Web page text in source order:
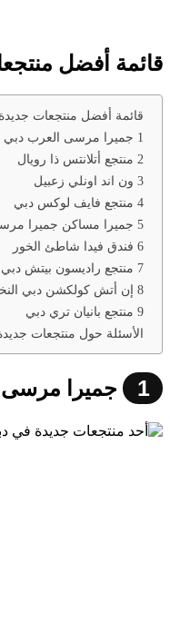
قائمة أفضل
قائمة أفضل منتجعات
1 جميرا مرسى العرب دبي
2 منتجع أتلانتس ذا رويال
3 ون اند اونلي زعبيل
4 منتجع فايف لوكس دبي
5 جميرا مساكن جميرا مرسى العرب دبي
6 فندق فيدا شاطئ الخور
7 منتجع راديسون بيتش دبي نخلة الجميرا
8 إن أتش كولكشن دبي النخلة
9 منتجع بانيان تري دبي
الأسئلة حول منتجعات
1 جميرا